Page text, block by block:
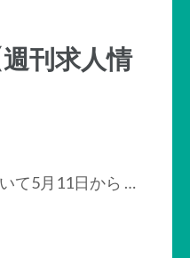
刊求人情
て5月11日から …